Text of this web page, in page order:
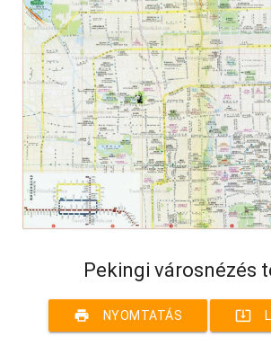
Pekingi városnézés
print NYOMTATÁS system_update_alt